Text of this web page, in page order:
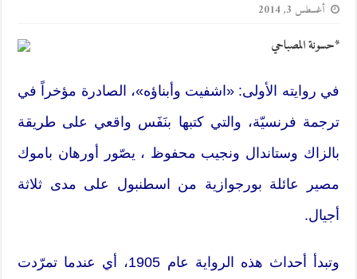
أغسطس 3, 2014
*حسونة المصباحي
في روايته الأولى: «اشفيت وأبناؤه»، الصادرة مؤخراً في
ترجمة فرنسيّة، والتي كتبها بنَفَس واقعي على طريقة
بالزاك وستاندال ونجيب محفوظ ، يصّور أورهان باموك
مصير عائلة بورجوازية من اسطنبول على مدى ثلاثة
أجيال.
وتبدأ أحداث هذه الرواية عام 1905، أي عندما تمرّدت